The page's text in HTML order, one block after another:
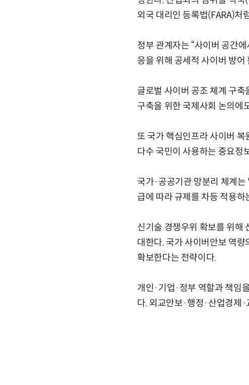
외국 대리인 등록법(FARA)처
정부 관계자는 “사이버 공간
응을 위해 공세적 사이버 방어
글로벌 사이버 공조 체계 구축
구축을 위한 국제사회 논의에
또 국가 핵심인프라 사이버
다수 국민이 사용하는 중요정
국가·공공기관 망분리 체계
급에 따라 규제를 차등 적용하
신기술 경쟁우위 확보를 위해
대한다. 국가 사이버안보 역
확보한다는 전략이다.
개인·기업·정부 역할과 책임
다. 외교안보·행정·산업경제